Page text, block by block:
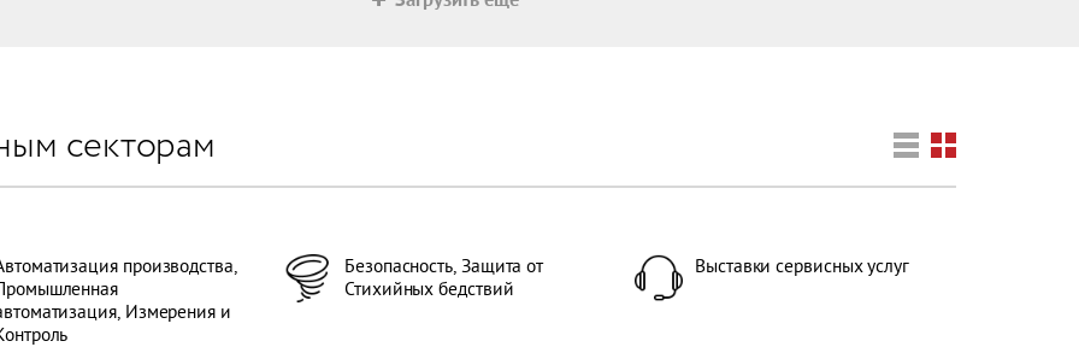
секторам
производства,
Измерения и
Безопасность, Защита от
Стихийных бедствий
Выставки сервисных услуг